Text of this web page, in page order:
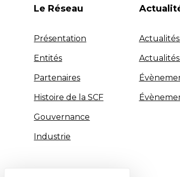
Le Réseau
Présentation
Entités
Partenaires
Histoire de la SCF
Gouvernance
Industrie
Actualités